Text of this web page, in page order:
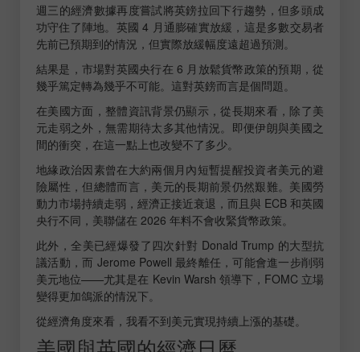
週三的經濟數據再度嘗試將英鎊拉回下行趨勢，但多頭成
功守住了陣地。英國 4 月通膨確實放緩，這是多數交易者
先前已預期到的情況，但實際放緩幅度遠超過預測。
結果是，市場對英國央行在 6 月放鬆貨幣政策的預期，從
幾乎篤定轉為幾乎不可能。這對英鎊而言是個問題。
在美國方面，整體資訊背景仍顯示，從長期來看，除了美
元走弱之外，無需期待太多其他情況。即便伊朗與美國之
間的衝突，在這一點上也改變不了多少。
地緣政治因素曾在大約兩個月內短暫提醒投資者美元的避
險屬性，但總體而言，美元的長期前景仍然艱難。美國勞
動力市場持續走弱，經濟正接近衰退，而且與 ECB 和英國
央行不同，美聯儲在 2026 年料不會收緊貨幣政策。
此外，全美已經爆發了四次針對 Donald Trump 的大型抗
議活動，而 Jerome Powell 最終離任，可能會進一步削弱
美元地位——尤其是在 Kevin Warsh 領導下，FOMC 立場
變得更加鴿派的情況下。
從經濟角度來看，我看不到美元實現持續上漲的基礎。